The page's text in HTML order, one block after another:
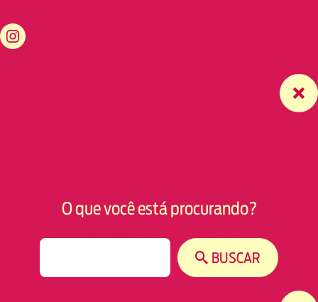
https://www.instagram.com/fmodiaresende
O que você está procurando?
BUSCAR